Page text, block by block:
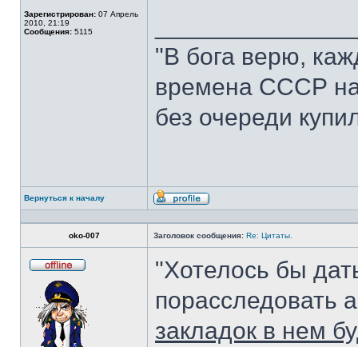
Зарегистрирован: 07 Апрель
2010, 21:19
Сообщения: 5115
"В бога верю,
времена СССР
без очереди
Вернуться к началу
Профиль
oko-007 Заголовок сообщения: Re: Цитаты.
"Хотелось бы
порасследовать
закладок в нем